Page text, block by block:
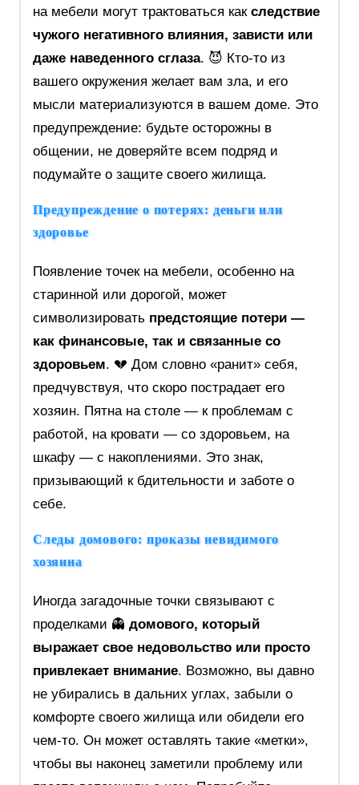
на мебели могут трактоваться как следствие
чужого негативного влияния, зависти или
даже наведенного сглаза. 😈 Кто-то из
вашего окружения желает вам зла, и его
мысли материализуются в вашем доме. Это
предупреждение: будьте осторожны в
общении, не доверяйте всем подряд и
подумайте о защите своего жилища.
Предупреждение о потерях: деньги или
здоровье
Появление точек на мебели, особенно на
старинной или дорогой, может
символизировать предстоящие потери —
как финансовые, так и связанные со
здоровьем. 💔 Дом словно «ранит» себя,
предчувствуя, что скоро пострадает его
хозяин. Пятна на столе — к проблемам с
работой, на кровати — со здоровьем, на
шкафу — с накоплениями. Это знак,
призывающий к бдительности и заботе о
себе.
Следы домового: проказы невидимого
хозяина
Иногда загадочные точки связывают с
проделками 👻 домового, который
выражает свое недовольство или просто
привлекает внимание. Возможно, вы давно
не убирались в дальних углах, забыли о
комфорте своего жилища или обидели его
чем-то. Он может оставлять такие «метки»,
чтобы вы наконец заметили проблему или